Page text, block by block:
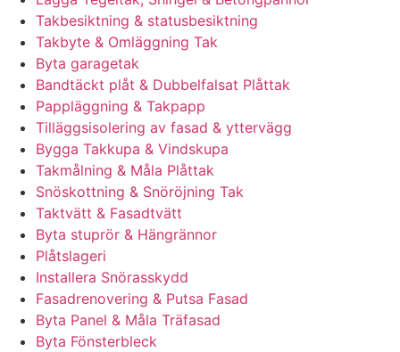
Takbesiktning & statusbesiktning
Takbyte & Omläggning Tak
Byta garagetak
Bandtäckt plåt & Dubbelfalsat Plåttak
Pappläggning & Takpapp
Tilläggsisolering av fasad & yttervägg
Bygga Takkupa & Vindskupa
Takmålning & Måla Plåttak
Snöskottning & Snöröjning Tak
Taktvätt & Fasadtvätt
Byta stuprör & Hängrännor
Plåtslageri
Installera Snörasskydd
Fasadrenovering & Putsa Fasad
Byta Panel & Måla Träfasad
Byta Fönsterbleck